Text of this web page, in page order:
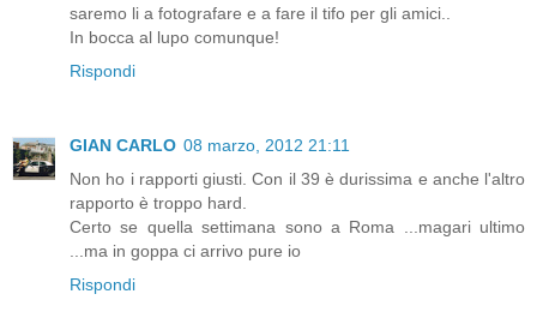
saremo li a fotografare e a fare il tifo per gli amici..
In bocca al lupo comunque!
Rispondi
GIAN CARLO 08 marzo, 2012 21:11
Non ho i rapporti giusti. Con il 39 è durissima e anche l'altro
rapporto è troppo hard.
Certo se quella settimana sono a Roma ...magari ultimo
...ma in goppa ci arrivo pure io
Rispondi